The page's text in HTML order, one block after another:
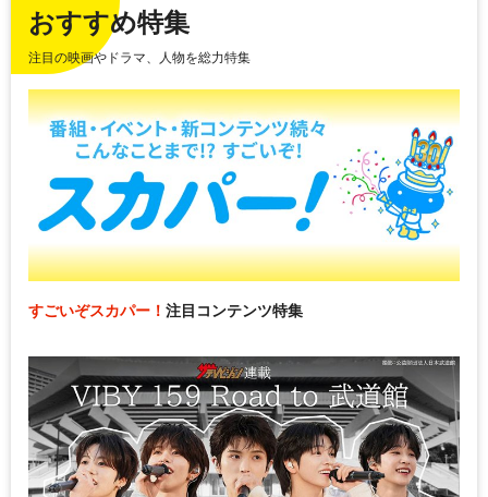
おすすめ特集
注目の映画やドラマ、人物を総力特集
すごいぞスカパー！ 注目コンテンツ特集